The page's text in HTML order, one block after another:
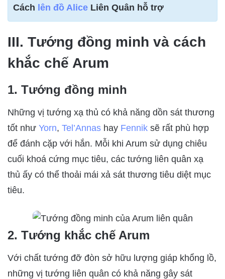
Cách lên đồ Alice Liên Quân hỗ trợ
III. Tướng đồng minh và cách
khắc chế Arum
1. Tướng đồng minh
Những vị tướng xạ thủ có khả năng dồn sát thương
tốt như Yorn, Tel’Annas hay Fennik sẽ rất phù hợp
để đánh cặp với hắn. Mỗi khi Arum sử dụng chiêu
cuối khoá cứng mục tiêu, các tướng liên quân xạ
thủ ấy có thể thoải mái xả sát thương tiêu diệt mục
tiêu.
2. Tướng khắc chế Arum
Với chất tướng đỡ đòn sở hữu lượng giáp khổng lồ,
những vị tướng liên quân có khả năng gây sát